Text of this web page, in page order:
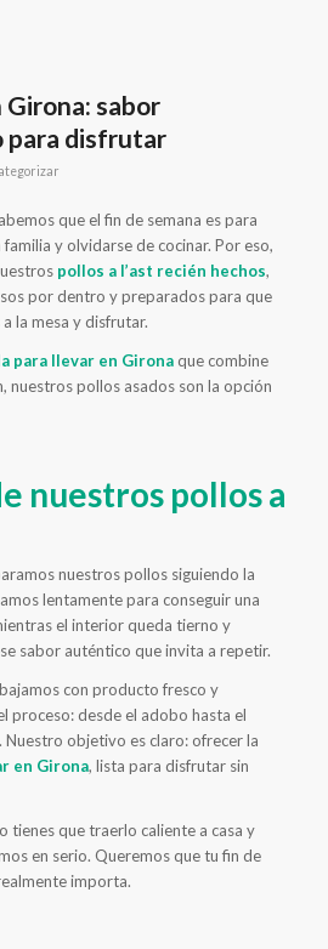
Girona: sabor
para disfrutar
que el fin de semana es para
y olvidarse de cocinar. Por eso,
pollos a l’ast recién hechos,
por dentro y preparados para que
la mesa y disfrutar.
para llevar en Gironaque combine
nuestros pollos asados son la opción
nuestros pollos a
nuestros pollos siguiendo la
lentamente para conseguir una
el interior queda tierno y
sabor auténtico que invita a repetir.
con producto fresco y
proceso: desde el adobo hasta el
objetivo es claro: ofrecer la
en Girona, lista para disfrutar sin
tienes que traerlo caliente a casa y
en serio. Queremos que tu fin de
importa.